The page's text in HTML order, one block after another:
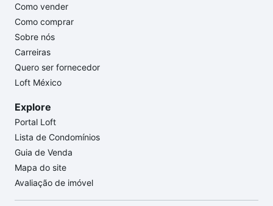
Como vender
Como comprar
Sobre nós
Carreiras
Quero ser fornecedor
Loft México
Explore
Portal Loft
Lista de Condomínios
Guia de Venda
Mapa do site
Avaliação de imóvel